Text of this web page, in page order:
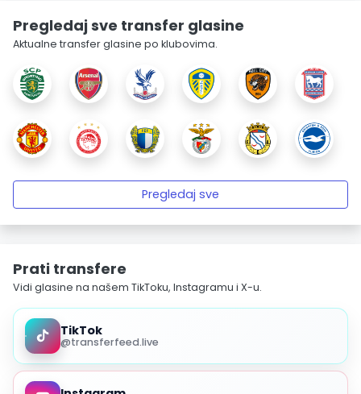
Pregledaj sve transfer glasine
Aktualne transfer glasine po klubovima.
Pregledaj sve
Prati transfere
Vidi glasine na našem TikToku, Instagramu i X-u.
TikTok
@transferfeed.live